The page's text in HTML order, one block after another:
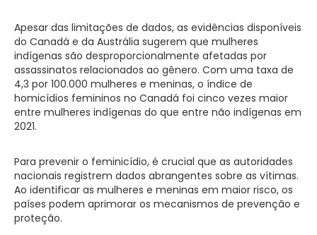
Apesar das limitações de dados, as evidências disponíveis
do Canadá e da Austrália sugerem que mulheres
indígenas são desproporcionalmente afetadas por
assassinatos relacionados ao gênero. Com uma taxa de
4,3 por 100.000 mulheres e meninas, o índice de
homicídios femininos no Canadá foi cinco vezes maior
entre mulheres indígenas do que entre não indígenas em
2021.
Para prevenir o feminicídio, é crucial que as autoridades
nacionais registrem dados abrangentes sobre as vítimas.
Ao identificar as mulheres e meninas em maior risco, os
países podem aprimorar os mecanismos de prevenção e
proteção.